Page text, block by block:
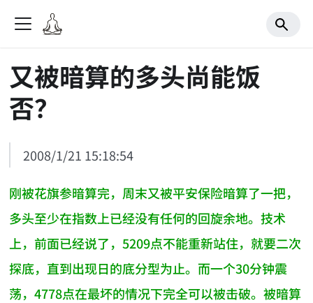
又被暗算的多头尚能饭
否？
2008/1/21 15:18:54
刚被花旗参暗算完，周末又被平安保险暗算了一把，
多头至少在指数上已经没有任何的回旋余地。技术
上，前面已经说了，5209点不能重新站住，就要二次
探底，直到出现日的底分型为止。而一个30分钟震
荡，4778点在最坏的情况下完全可以被击破。被暗算